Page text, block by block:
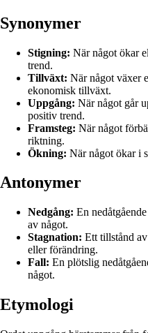
Synonymer
Stigning: När något ökar
trend.
Tillväxt: När något växer
ekonomisk tillväxt.
Uppgång: När något går
positiv trend.
Framsteg: När något
riktning.
Ökning: När något ökar i
Antonymer
Nedgång: En
av något.
Stagnation: Ett tillstånd
eller förändring.
Fall: En plötslig
något.
Etymologi